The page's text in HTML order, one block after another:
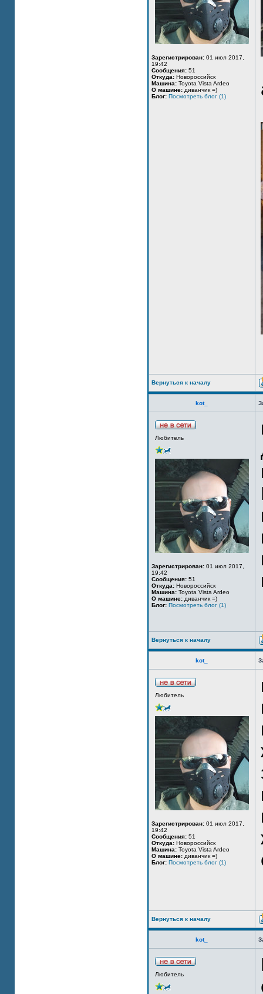
Зарегистрирован: 01 июл 2017,
19:42
Сообщения: 51
Откуда: Новороссийск
Машина: Toyota Vista Ardeo
О машине: диванчик =)
Блог: Посмотреть блог (1)
Вернуться к началу
kot_
Любитель
Зарегистрирован: 01 июл 2017,
19:42
Сообщения: 51
Откуда: Новороссийск
Машина: Toyota Vista Ardeo
О машине: диванчик =)
Блог: Посмотреть блог (1)
Вернуться к началу
kot_
Любитель
Зарегистрирован: 01 июл 2017,
19:42
Сообщения: 51
Откуда: Новороссийск
Машина: Toyota Vista Ardeo
О машине: диванчик =)
Блог: Посмотреть блог (1)
Вернуться к началу
kot_
Любитель